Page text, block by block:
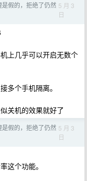
是假的，拒绝了仍然 5 月 3
日
上几乎可以开启无数个
多个手机隔离。
关机的效果就好了
是假的，拒绝了仍然 5 月 3
日
这个功能。